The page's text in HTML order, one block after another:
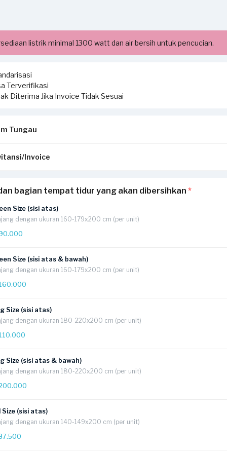
listrik minimal 1300 watt dan air bersih untuk pencucian.
Terverifikasi
Diterima Jika Invoice Tidak Sesuai
Tungau
tungau dan sedot debu pada kasur atau spring bed Anda. Semua
bisa dilakukan:
tungau kasur
tungau bantal kepala & guling
tungau frame kasur
atas termasuk pengerjaan sisi samping dan lipatan kasur, namun
tidak dibalik). Pesan layanan sisi atas & bawah untuk vakum
Invoice
via Email / Whatsapp.
komplain Anda tidak dapat dilayani dan diterima.
di bagian syarat dan ketentuan.
bagian tempat tidur yang akan dibersihkan *
Size (sisi atas)
dengan ukuran 160-179x200 cm (per unit)
Size (sisi atas & bawah)
dengan ukuran 160-179x200 cm (per unit)
Size (sisi atas)
dengan ukuran 180-220x200 cm (per unit)
Size (sisi atas & bawah)
dengan ukuran 180-220x200 cm (per unit)
Size (sisi atas)
dengan ukuran 140-149x200 cm (per unit)